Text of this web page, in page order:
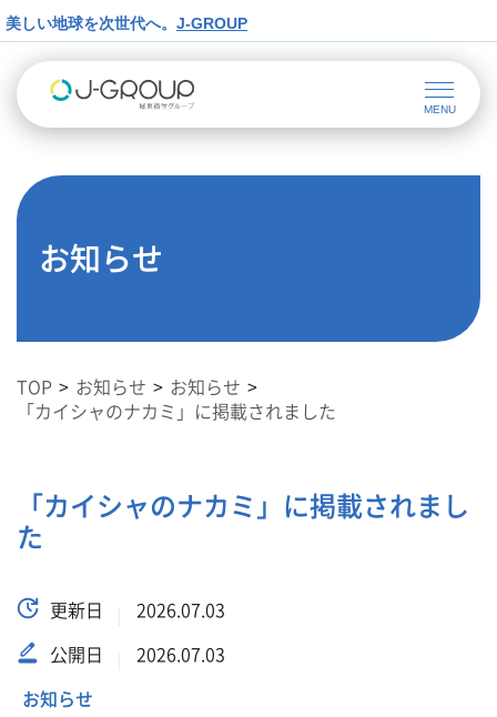
美しい地球を次世代へ。 J-GROUP
お知らせ
TOP お知らせ
お知らせ
「カイシャのナカミ」に掲載されました
「カイシャのナカミ」に掲載されまし
た
更新日 2026.07.03
公開日 2026.07.03
お知らせ